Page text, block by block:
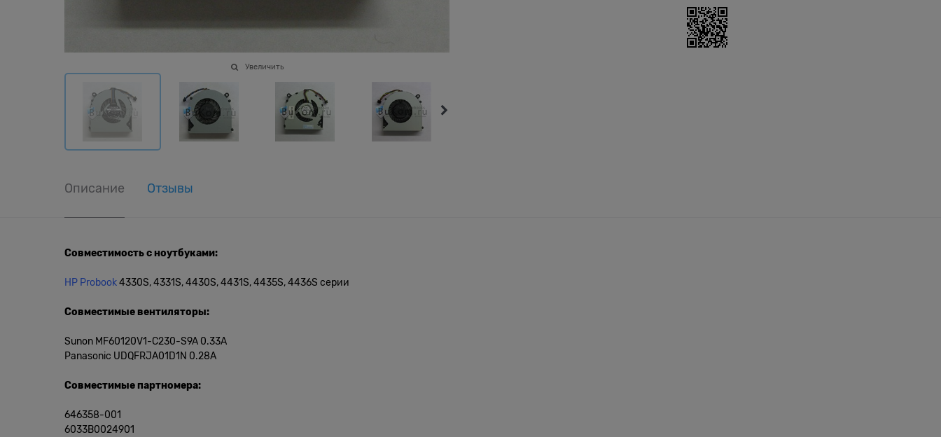
Увеличить
Описание Отзывы
Совместимость с ноутбуками:
HP Probook4330S, 4331S, 4430S, 4431S, 4435S, 4436S серии
Совместимые вентиляторы:
Sunon MF60120V1-C230-S9A 0.33A
Panasonic UDQFRJA01D1N 0.28A
Совместимые партномера:
646358-001
6033B0024901